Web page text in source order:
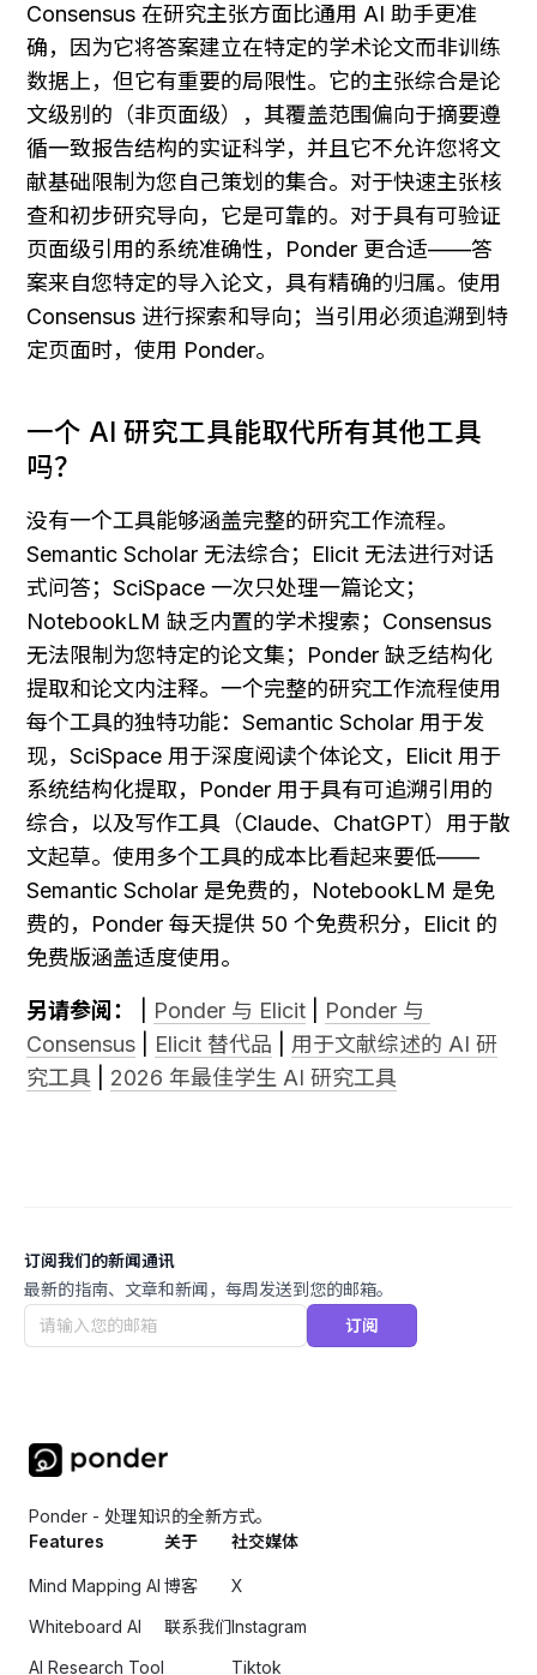
Consensus 在研究主张方面比通用 AI 助手更准
确，因为它将答案建立在特定的学术论文而非训练
数据上，但它有重要的局限性。它的主张综合是论
文级别的（非页面级），其覆盖范围偏向于摘要遵
循一致报告结构的实证科学，并且它不允许您将文
献基础限制为您自己策划的集合。对于快速主张核
查和初步研究导向，它是可靠的。对于具有可验证
页面级引用的系统准确性，Ponder 更合适——答
案来自您特定的导入论文，具有精确的归属。使用
Consensus 进行探索和导向；当引用必须追溯到特
定页面时，使用 Ponder。
一个 AI 研究工具能取代所有其他工具
吗？
没有一个工具能够涵盖完整的研究工作流程。
Semantic Scholar 无法综合；Elicit 无法进行对话
式问答；SciSpace 一次只处理一篇论文；
NotebookLM 缺乏内置的学术搜索；Consensus
无法限制为您特定的论文集；Ponder 缺乏结构化
提取和论文内注释。一个完整的研究工作流程使用
每个工具的独特功能：Semantic Scholar 用于发
现，SciSpace 用于深度阅读个体论文，Elicit 用于
系统结构化提取，Ponder 用于具有可追溯引用的
综合，以及写作工具（Claude、ChatGPT）用于散
文起草。使用多个工具的成本比看起来要低——
Semantic Scholar 是免费的，NotebookLM 是免
费的，Ponder 每天提供 50 个免费积分，Elicit 的
免费版涵盖适度使用。
另请参阅： Ponder 与 Elicit
Ponder 与
Consensus
Elicit 替代品
用于文献综述的 AI 研
究工具
2026 年最佳学生 AI 研究工具
订阅我们的新闻通讯
最新的指南、文章和新闻，每周发送到您的邮箱。
订阅
Ponder - 处理知识的全新方式。
Features
Mind Mapping AI
Whiteboard AI
AI Research Tool
关于
博客
联系我们
社交媒体
X
Instagram
Tiktok